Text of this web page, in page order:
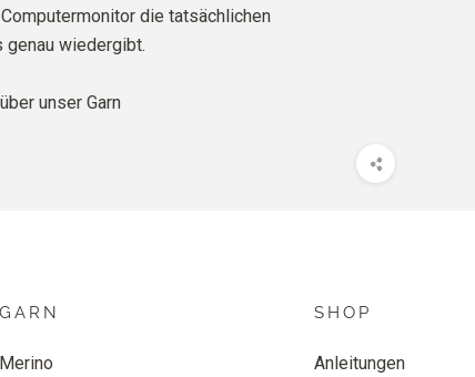
die tatsächlichen
genau wiedergibt.
unser Garn
GARN
Merino
SHOP
Anleitungen